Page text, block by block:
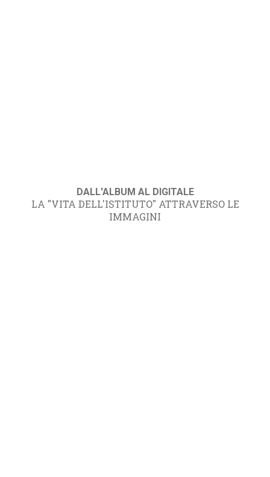
DALL'ALBUM AL DIGITALE
LA "VITA DELL'ISTITUTO" ATTRAVERSO LE
IMMAGINI